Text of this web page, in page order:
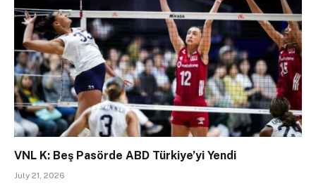
VNL K: Beş Pasörde ABD Türkiye’yi Yendi
July 21, 2026